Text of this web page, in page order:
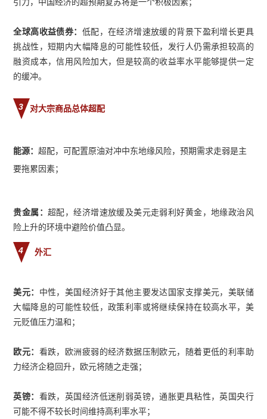
全球高收益债券： 低配，在经济增速放缓的背景下盈利增长更具
挑战性，短期内大幅降息的可能性较低，发行人仍需承担较高的
融资成本，信用风险加大，但是较高的收益率水平能够提供一定
的缓冲。
3 对大宗商品总体超配
能源：超配，可配置原油对冲中东地缘风险，预期需求走弱是主
要拖累因素；
贵金属：超配，经济增速放缓及美元走弱利好黄金，地缘政治风
险上升的环境中避险价值凸显。
4 外汇
美元： 中性，美国经济好于其他主要发达国家支撑美元，美联储
大幅降息的可能性较低，政策利率或将继续保持在较高水平，美
元贬值压力温和；
欧元： 看跌，欧洲疲弱的经济数据压制欧元，随着更低的利率助
力经济企稳回升，欧元将随之走强；
英镑： 看跌，英国经济低迷削弱英镑，通胀更具粘性，英国央行
可能不得不较长时间维持高利率水平；